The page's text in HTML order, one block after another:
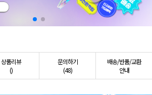
상품리뷰
()
문의하기
(48)
배송/반품/교환
안내